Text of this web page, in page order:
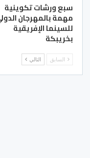
سبع ورشات تكوينية
مهمة بالمهرجان
للسينما الإفريقية
بخريبكة
السابق التالي